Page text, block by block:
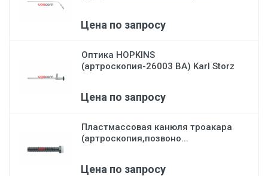
Цена по запросу
Оптика HOPKINS
(артроскопия-26003 BA) Karl Storz
Цена по запросу
Пластмассовая канюля троакара
(артроскопия,позвоно...
Цена по запросу